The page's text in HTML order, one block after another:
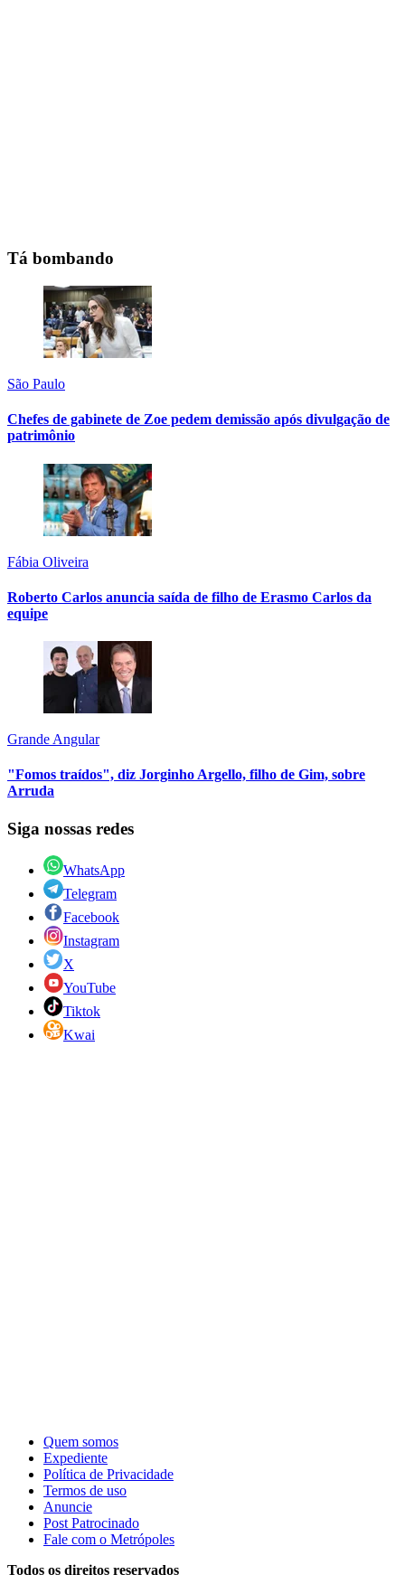
Tá bombando
São Paulo
Chefes de gabinete de Zoe pedem demissão após divulgação de
patrimônio
Fábia Oliveira
Roberto Carlos anuncia saída de filho de Erasmo Carlos da
equipe
Grande Angular
"Fomos traídos", diz Jorginho Argello, filho de Gim, sobre
Arruda
Siga nossas redes
WhatsApp
Telegram
Facebook
Instagram
X
YouTube
Tiktok
Kwai
Quem somos
Expediente
Política de Privacidade
Termos de uso
Anuncie
Post Patrocinado
Fale com o Metrópoles
Todos os direitos reservados